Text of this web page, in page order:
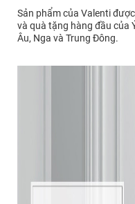
Sản phẩm của Valenti
và quà tặng hàng đầu của
Âu, Nga và Trung Đông.